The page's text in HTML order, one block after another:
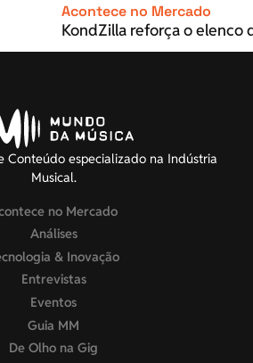
Acontece no Mercado
KondZilla reforça o elenco
Conteúdo especializado na Indústria
Musical.
no Mercado
Análises
& Inovação
Entrevistas
Eventos
Guia MM
De Olho na Gig